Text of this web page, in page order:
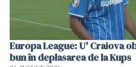
Europa League: U' Craiova
bun în deplasarea de la Kups